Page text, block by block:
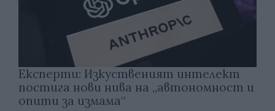
Експерти: Изкуственият интелект
постига нови нива на „автономност и
опити за измама“